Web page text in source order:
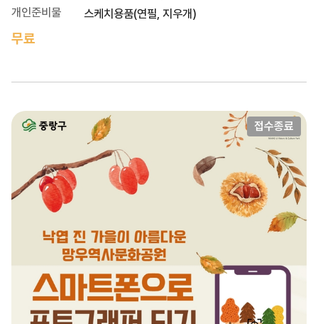
개인준비물
스케치용품(연필, 지우개)
무료
접수종료